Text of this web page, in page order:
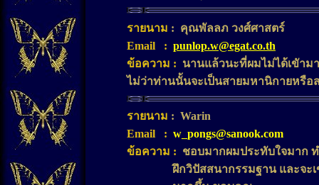
รายนาม : คุณพัลลภ วงศ์ศาสตร์
Email : punlop.w@egat.co.th
ข้อความ : นานแล้วนะที่ผมไม่ได้เขัาม
ไม่ว่าท่านนั้นจะเป็นสายมหานิกายหรื
รายนาม : Warin
Email : w_pongs@sanook.com
ข้อความ : ชอบมากผมประทับใจมาก ท
ฝึกวิปัสสนากรรมฐาน และจะเข้